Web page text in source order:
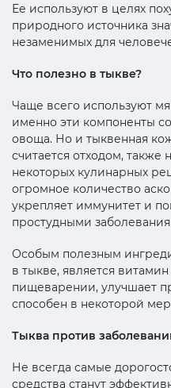
Ее используют в целях
природного источника
незаменимых для
Что полезно в тыкве?
Чаще всего используют
именно эти компоненты
овоща. Но и тыквенная
считается отходом,
некоторых кулинарных
огромное количество
укрепляет иммунитет и
простудными
Особым полезным
в тыкве, является
пищеварении, улучшает
способен в некоторой
Тыква против
Не всегда самые
средства станут